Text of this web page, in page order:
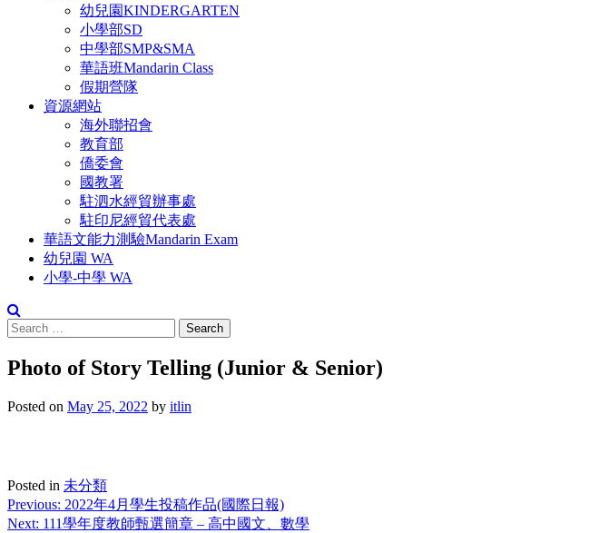
幼兒園KINDERGARTEN
小學部SD
中學部SMP&SMA
華語班Mandarin Class
假期營隊
資源網站
海外聯招會
教育部
僑委會
國教署
駐泗水經貿辦事處
駐印尼經貿代表處
華語文能力測驗Mandarin Exam
幼兒園 WA
小學-中學 WA
Photo of Story Telling (Junior & Senior)
Posted on May 25, 2022 by itlin
Posted in 未分類
Previous: 2022年4月學生投稿作品(國際日報)
Next: 111學年度教師甄選簡章 – 高中國文、數學